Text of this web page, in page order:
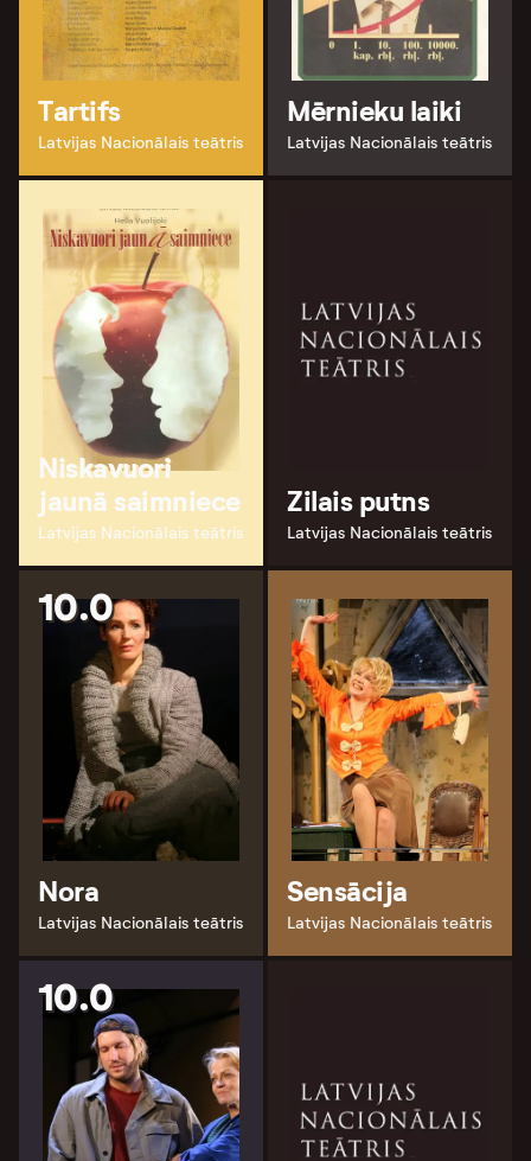
Tartifs
Latvijas Nacionālais teātris
Mērnieku laiki
Latvijas Nacionālais teātris
Niskavuori
jaunā saimniece
Latvijas Nacionālais teātris
Zilais putns
Latvijas Nacionālais teātris
10.0
Nora
Latvijas Nacionālais teātris
Sensācija
Latvijas Nacionālais teātris
10.0